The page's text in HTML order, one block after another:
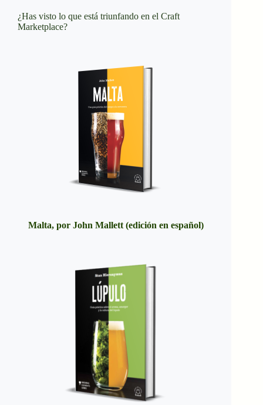
¿Has visto lo que está triunfando en el Craft
Marketplace?
Malta, por John Mallett (edición en español)